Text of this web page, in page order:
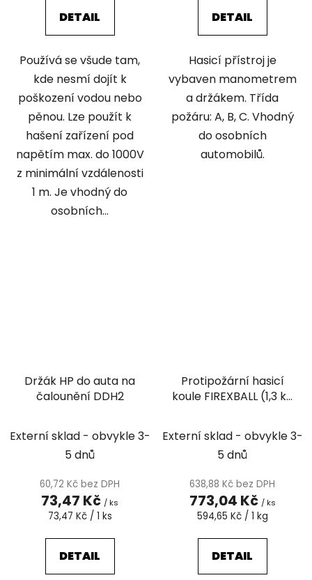
DETAIL
Používá se všude tam,
kde nesmí dojít k
poškození vodou nebo
pěnou. Lze použít k
hašení zařízení pod
napětím max. do 1000V
z minimální vzdálenosti
1 m. Je vhodný do
osobních...
DETAIL
Hasicí přístroj je
vybaven manometrem
a držákem. Třída
požáru: A, B, C. Vhodný
do osobních
automobilů.
Držák HP do auta na
čalounění DDH2
Externí sklad - obvykle 3-
5 dnů
60,72 Kč bez DPH
73,47 Kč / ks
Měrná
73,47 Kč / 1 ks
DETAIL
Protipožární hasicí
koule FIREXBALL (1,3 kg
hodnocení
produktu
je
3,5
z
5
hvězdiček.
Externí sklad - obvykle 3-
5 dnů
638,88 Kč bez DPH
773,04 Kč / ks
Měrná
594,65 Kč / 1 kg
DETAIL